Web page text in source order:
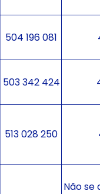
504 196 081
503 342 424
513 028 250
Não se